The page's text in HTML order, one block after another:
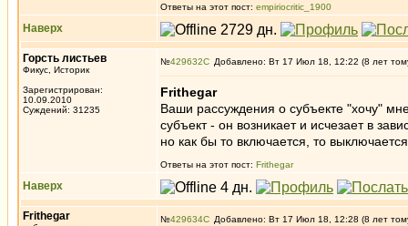
Ответы на этот пост: empiriocritic_1900
Наверх
Горсть листьев
Фикус, Историк
Зарегистрирован:
10.09.2010
Суждений: 31235
№429632 Добавлено: Вт 17 Июл 18, 12:22 (8 лет
Frithegar
Ваши рассуждения о субъекте "хочу"
субъект - он возникает и исчезает в
но как бы то включается, то
Ответы на этот пост: Frithegar
Наверх
Frithegar №429634 Добавлено: Вт 17 Июл 18, 12:28 (8 лет